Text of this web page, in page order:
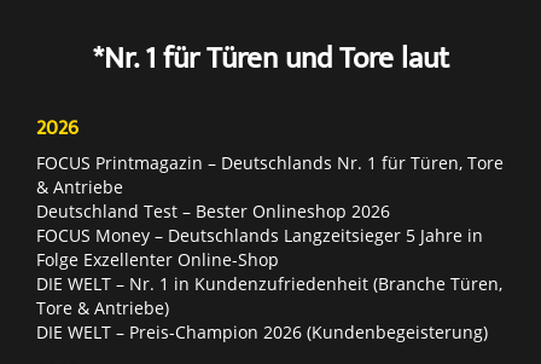
*Nr. 1 für Türen und Tore laut
2026
FOCUS Printmagazin – Deutschlands Nr. 1 für Türen, Tore
& Antriebe
Deutschland Test – Bester Onlineshop 2026
FOCUS Money – Deutschlands Langzeitsieger 5 Jahre in
Folge Exzellenter Online-Shop
DIE WELT – Nr. 1 in Kundenzufriedenheit (Branche Türen,
Tore & Antriebe)
DIE WELT – Preis-Champion 2026 (Kundenbegeisterung)